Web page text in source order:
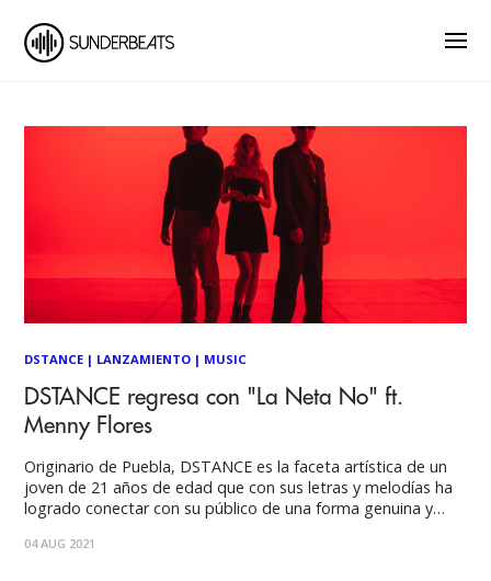
DSTANCE | LANZAMIENTO | MUSIC
DSTANCE regresa con "La Neta No" ft.
Menny Flores
Originario de Puebla, DSTANCE es la faceta artística de un
joven de 21 años de edad que con sus letras y melodías ha
logrado conectar con su público de una forma genuina y
diversos creando un
04 AUG 2021